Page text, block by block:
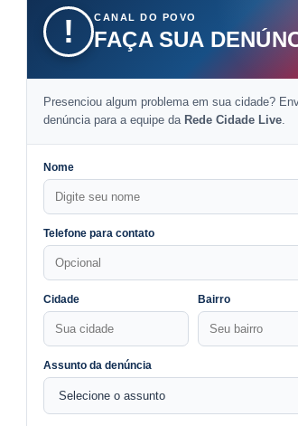
! CANAL DO POVO
FAÇA SUA
Presenciou algum problema em sua cidade?
denúncia para a equipe da Rede Cidade Live.
Nome
Telefone para contato
Cidade Bairro
Assunto da denúncia